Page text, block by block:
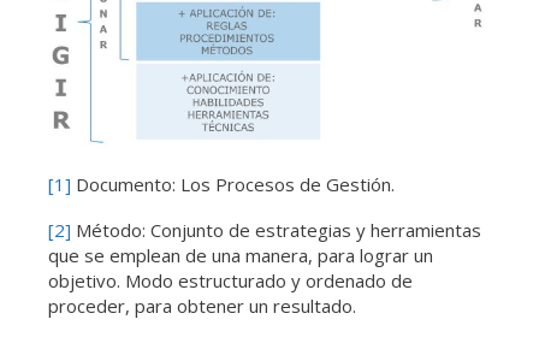
[1] Documento: Los Procesos de Gestión.
[2] Método: Conjunto de estrategias y herramientas
que se emplean de una manera, para lograr un
objetivo. Modo estructurado y ordenado de
proceder, para obtener un resultado.